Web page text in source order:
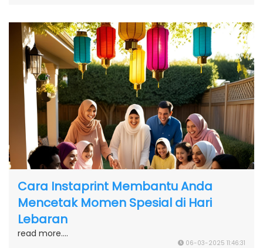
Cara Instaprint Membantu Anda
Mencetak Momen Spesial di Hari
Lebaran
read more....
06-03-2025 11:46:31